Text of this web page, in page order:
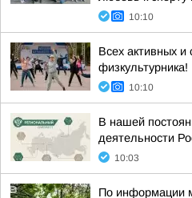
10:10
Всех активных
физкультурника!
10:10
В нашей
деятельности
10:03
По информации